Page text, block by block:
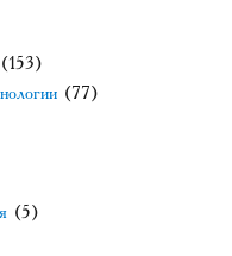
(153)
(77)
(5)